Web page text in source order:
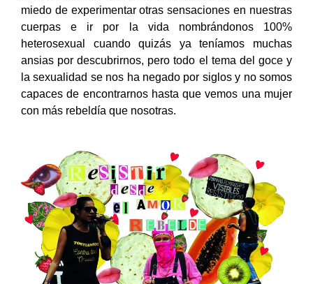
miedo de experimentar otras sensaciones en nuestras
cuerpas e ir por la vida nombrándonos 100%
heterosexual cuando quizás ya teníamos muchas
ansias por descubrirnos, pero todo el tema del goce y
la sexualidad se nos ha negado por siglos y no somos
capaces de encontrarnos hasta que vemos una mujer
con más rebeldía que nosotras.